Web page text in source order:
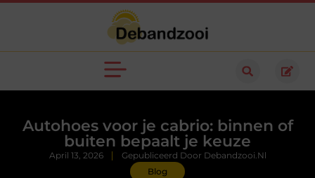
Autohoes voor je cabrio: binnen of
buiten bepaalt je keuze
Blog
April 13, 2026 Gepubliceerd Door Debandzooi.nl